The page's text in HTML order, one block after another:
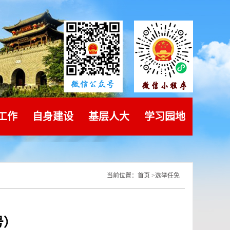
作 自身建设 基层人大 学习园地
当前位置： 首页 >选举任免